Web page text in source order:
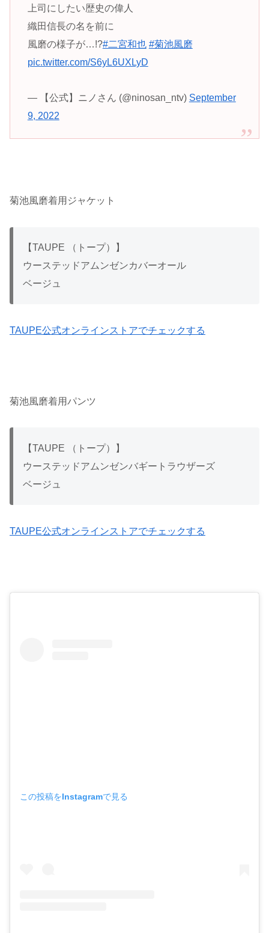
上司にしたい歴史の偉人
織田信長の名を前に
風磨の様子が…!?#二宮和也 #菊池風磨
pic.twitter.com/S6yL6UXLyD
— 【公式】ニノさん (@ninosan_ntv) September
9, 2022
菊池風磨着用ジャケット
【TAUPE （トープ）】
ウーステッドアムンゼンカバーオール
ベージュ
TAUPE公式オンラインストアでチェックする
菊池風磨着用パンツ
【TAUPE （トープ）】
ウーステッドアムンゼンバギートラウザーズ
ベージュ
TAUPE公式オンラインストアでチェックする
この投稿をInstagramで見る